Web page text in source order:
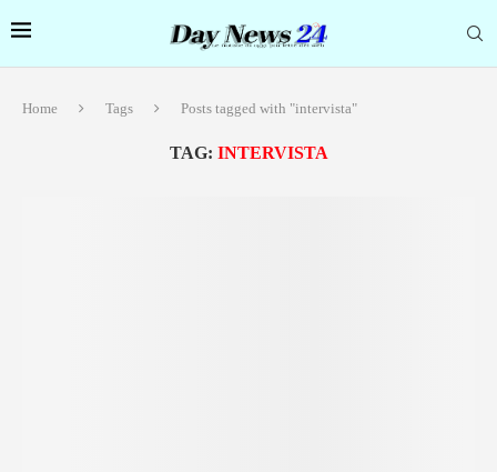
Home Tags Posts tagged with "intervista"
TAG: INTERVISTA